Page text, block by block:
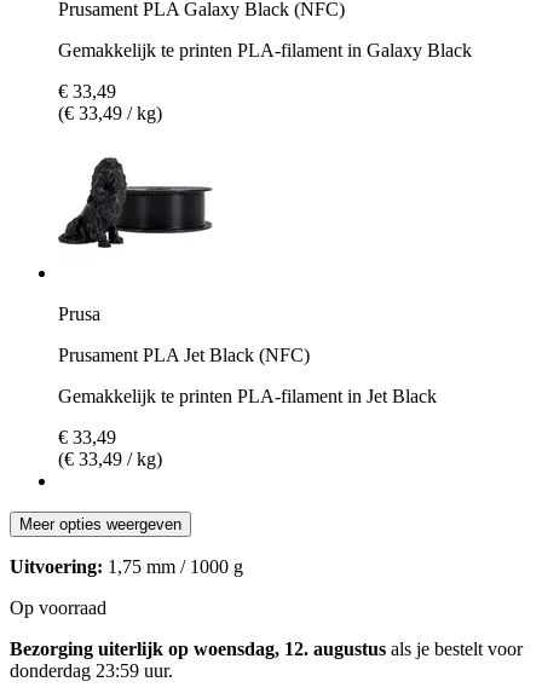
Prusament PLA Galaxy Black (NFC)
Gemakkelijk te printen PLA-filament in Galaxy Black
€ 33,49
(€ 33,49 / kg)
Prusa
Prusament PLA Jet Black (NFC)
Gemakkelijk te printen PLA-filament in Jet Black
€ 33,49
(€ 33,49 / kg)
Meer opties weergeven
Uitvoering: 1,75 mm / 1000 g
Op voorraad
Bezorging uiterlijk op woensdag, 12. augustus als je bestelt voor
donderdag 23:59 uur.